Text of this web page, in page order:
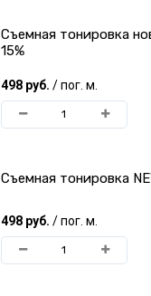
Съемная тонировка
15%
498 руб. / пог. м.
Съемная тонировка
498 руб. / пог. м.